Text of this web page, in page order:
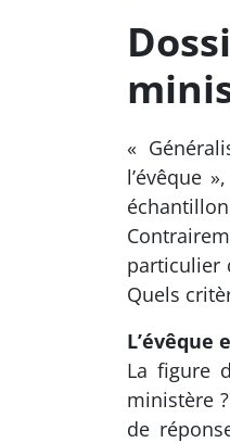
«
l’évêque
particulier
Quels
L’évêque
La figure
ministère
de